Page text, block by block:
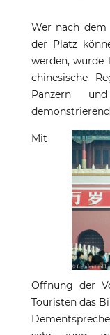
Wer nach dem
der Platz
werden, wurde
chinesische
Panzern
Mit
Öffnung der
Touristen das